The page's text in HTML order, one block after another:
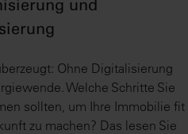
und
Ohne Digitalisierung
Welche Schritte Sie
sollten, um Ihre Immobilie fit
zu machen? Das lesen Sie